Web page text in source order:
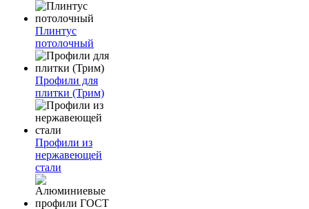
Плинтус
потолочный
Профили для
плитки (Трим)
Профили из
нержавеющей
стали